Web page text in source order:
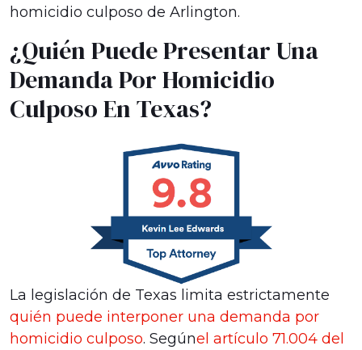
homicidio culposo de Arlington.
¿Quién Puede Presentar Una
Demanda Por Homicidio
Culposo En Texas?
La legislación de Texas limita estrictamente
quién puede interponer una demanda por
homicidio culposo. Segúnel artículo 71.004 del